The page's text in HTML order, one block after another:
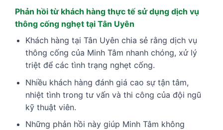
Phản hồi từ khách hàng thực tế sử dụng dịch vụ
thông cống nghẹt tại Tân Uyên
Khách hàng tại Tân Uyên chia sẻ rằng dịch vụ
thông cống của Minh Tâm nhanh chóng, xử lý
triệt để các tình trạng nghẹt cống.
Nhiều khách hàng đánh giá cao sự tận tâm,
nhiệt tình trong tư vấn và thi công của đội ngũ
kỹ thuật viên.
Những phản hồi này giúp Minh Tâm không